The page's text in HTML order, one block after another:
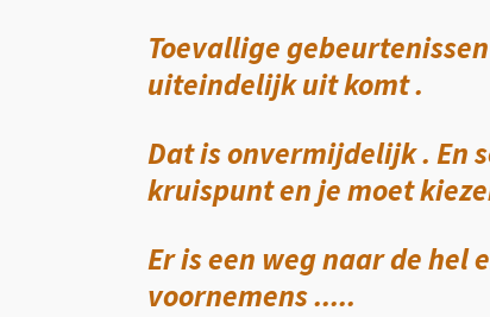
Toevallige
uiteindelijk uit komt .
Dat is onvermijdelijk . En
kruispunt en je moet
Er is een weg naar de hel
voornemens .....